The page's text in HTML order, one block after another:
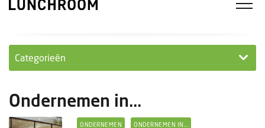
Categorieën
Ondernemen in...
Ondernemen in...
ONDERNEMEN ONDERNEMEN IN...